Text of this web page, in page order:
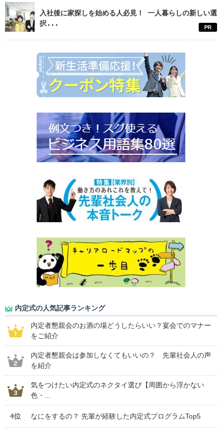
入社後に家探しを始める人必見！ 一人暮らしの新しい選
択...
PR
内定式の人気記事ランキング
内定者懇親会のお酒の場どうしたらいい？宴会でのマナー
をご紹介
内定者懇親会は参加しなくてもいいの？ 先輩社会人の声
を紹介
気をつけたい内定式のネクタイ選び【周囲から浮かない
色・...
4位 なにをするの？ 先輩が経験した内定式プログラムTop5